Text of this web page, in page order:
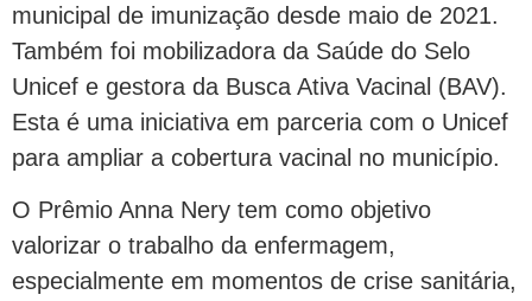
municipal de imunização desde maio de 2021.
Também foi mobilizadora da Saúde do Selo
Unicef e gestora da Busca Ativa Vacinal (BAV).
Esta é uma iniciativa em parceria com o Unicef
para ampliar a cobertura vacinal no município.
O Prêmio Anna Nery tem como objetivo
valorizar o trabalho da enfermagem,
especialmente em momentos de crise sanitária,